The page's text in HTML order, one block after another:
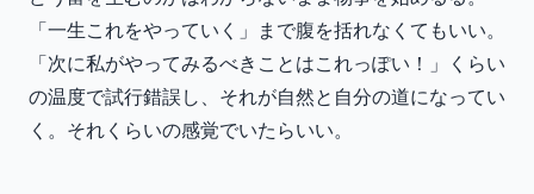
「一生これをやっていく」まで腹を括れなくてもいい。
「次に私がやってみるべきことはこれっぽい！」くらい
の温度で試行錯誤し、それが自然と自分の道になってい
く。それくらいの感覚でいたらいい。